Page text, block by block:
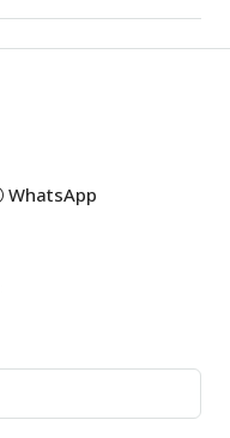
WhatsApp